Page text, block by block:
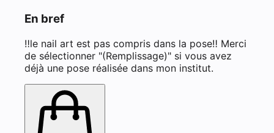
En bref
‼️le nail art est pas compris dans la pose‼️ Merci
de sélectionner "(Remplissage)" si vous avez
déjà une pose réalisée dans mon institut.